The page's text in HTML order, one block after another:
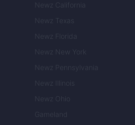
Newz California
Newz Texas
Newz Florida
Newz New York
Newz Pennsylvania
Newz Illinois
Newz Ohio
Gameland